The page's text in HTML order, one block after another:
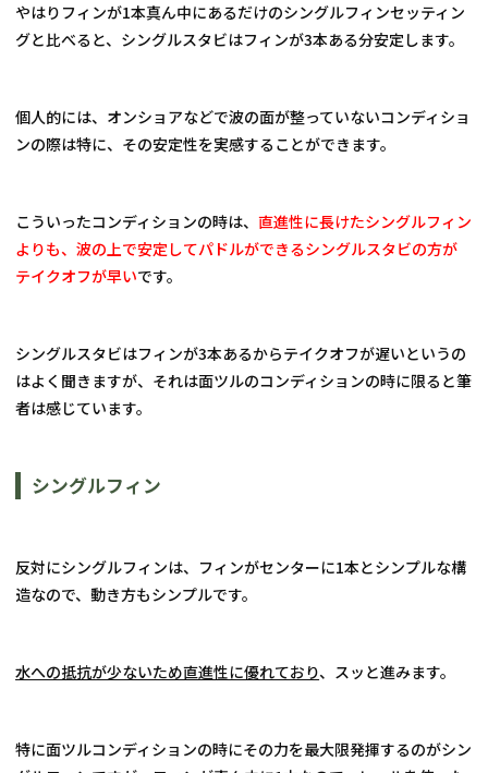
やはりフィンが1本真ん中にあるだけのシングルフィンセッティン
グと比べると、シングルスタビはフィンが3本ある分安定します。
個人的には、オンショアなどで波の面が整っていないコンディショ
ンの際は特に、その安定性を実感することができます。
こういったコンディションの時は、直進性に長けたシングルフィン
よりも、波の上で安定してパドルができるシングルスタビの方が
テイクオフが早いです。
シングルスタビはフィンが3本あるからテイクオフが遅いというの
はよく聞きますが、それは面ツルのコンディションの時に限ると筆
者は感じています。
シングルフィン
反対にシングルフィンは、フィンがセンターに1本とシンプルな構
造なので、動き方もシンプルです。
水への抵抗が少ないため直進性に優れており、スッと進みます。
特に面ツルコンディションの時にその力を最大限発揮するのがシン